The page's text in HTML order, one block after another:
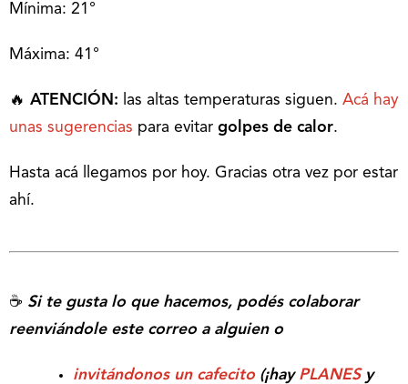
Mínima: 21°
Máxima: 41°
🔥 ATENCIÓN: las altas temperaturas siguen. Acá hay
unas sugerencias para evitar golpes de calor.
Hasta acá llegamos por hoy. Gracias otra vez por estar
ahí.
☕ Si te gusta lo que hacemos, podés colaborar
reenviándole este correo a alguien o
invitándonos un cafecito (¡hay PLANESy